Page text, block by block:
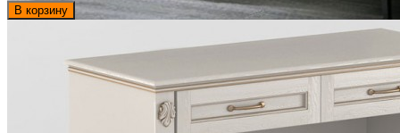
В корзину